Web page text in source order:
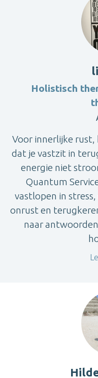
Holistisch
Voor innerlijke rust,
dat je vastzit in
energie niet
Quantum
vastlopen in
onrust en
naar